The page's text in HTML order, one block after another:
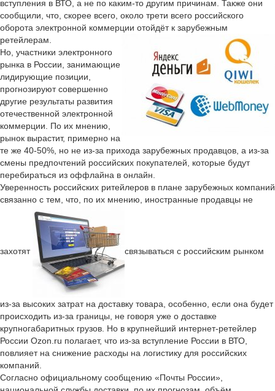
вступления в ВТО, а не по каким-то другим причинам. Также они
сообщили, что, скорее всего, около трети всего российского
оборота электронной коммерции отойдёт к зарубежным
ретейлерам.
Но, участники электронного
рынка в России, занимающие
лидирующие позиции,
прогнозируют совершенно
другие результаты развития
отечественной электронной
коммерции. По их мнению,
рынок вырастит, примерно на
те же 40-50%, но не из-за прихода зарубежных продавцов, а из-за
смены предпочтений российских покупателей, которые будут
перебираться из оффлайна в онлайн.
Уверенность российских ритейлеров в плане зарубежных компаний
связанно с тем, что, по их мнению, иностранные продавцы не
захотят связываться с российским рынком
из-за высоких затрат на доставку товара, особенно, если она будет
происходить из-за границы, не говоря уже о доставке
крупногабаритных грузов. Но в крупнейший интернет-ретейлер
России Ozon.ru полагает, что из-за вступление России в ВТО,
повлияет на снижение расходы на логистику для российских
компаний.
Согласно официальному сообщению «Почты России»,